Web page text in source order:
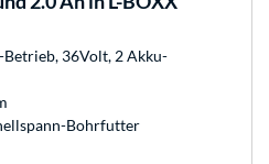
36Volt, 2 Akku-
Bohrfutter